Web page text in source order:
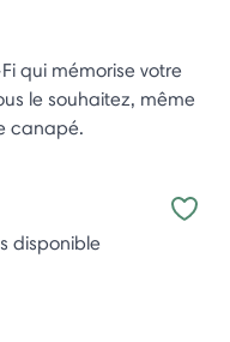
qui mémorise votre
le souhaitez, même
canapé.
disponible